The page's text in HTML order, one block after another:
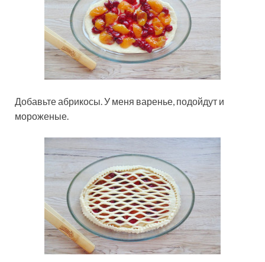
Добавьте абрикосы. У меня варенье, подойдут и
мороженые.